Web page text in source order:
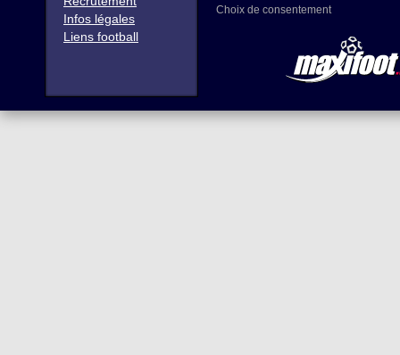
Infos légales
Liens football
Choix de consentement